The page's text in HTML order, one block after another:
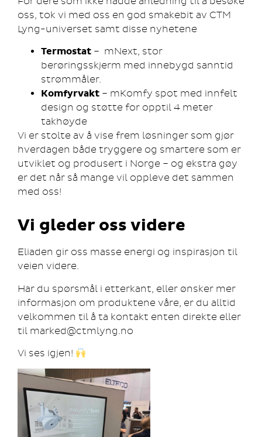
oss, tok vi med oss en god smakebit av CTM
Lyng-universet samt disse nyhetene
Termostat – mNext, stor
berøringsskjerm med innebygd sanntid
strømmåler.
Komfyrvakt – mKomfy spot med innfelt
design og støtte for opptil 4 meter
takhøyde
Vi er stolte av å vise frem løsninger som gjør
hverdagen både tryggere og smartere som er
utviklet og produsert i Norge – og ekstra gøy
er det når så mange vil oppleve det sammen
med oss!
Vi gleder oss videre
Eliaden gir oss masse energi og inspirasjon til
veien videre.
Har du spørsmål i etterkant, eller ønsker mer
informasjon om produktene våre, er du alltid
velkommen til å ta kontakt enten direkte eller
til marked@ctmlyng.no
Vi ses igjen!